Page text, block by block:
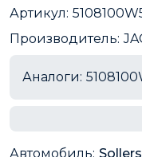
Артикул:
Производитель:
Аналоги:
Автомобиль: